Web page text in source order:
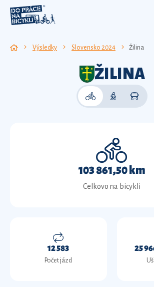
Výsledky Slovensko 2024 Žilina
ŽILINA
103 861,50 km
Celkovo na bicykli
12 583
Počet jázd
25